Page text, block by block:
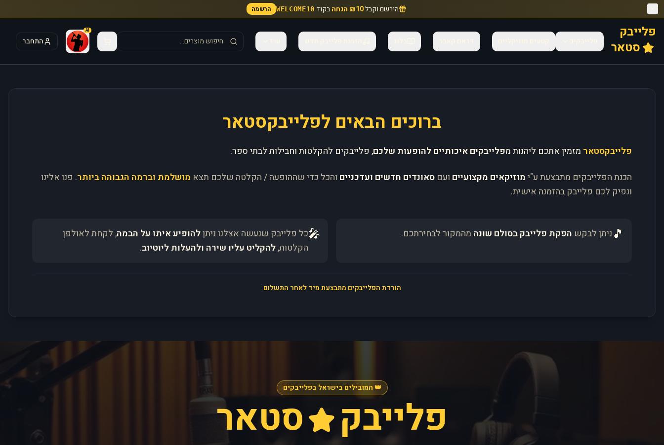
הירשם וקבל₪10 הנחה בקוד WELCOME10 הרשמה
פלייבק
סטאר
AI
התחבר
ברוכים הבאים לפלייבקסטאר
פלייבקסטאר מזמין אתכם ליהנות מפלייבקים איכותיים להופעות שלכם, פלייבקים להקלטות וחבילות לבתי ספר.
הכנת הפלייבקים מתבצעת ע"ימוזיקאים מקצועיים ועם סאונדים חדשים ועדכניים והכל כדי שההופעה / הקלטה שלכם תצא מושלמת וברמה הגבוהה ביותר. פנו אלינו
ונפיק לכם פלייבק בהזמנה אישית.
🎵ניתן לבקש הפקת פלייבק בסולם שונה מהמקור לבחירתכם. 🎤כל פלייבק שנעשה אצלנו ניתןלהופיע איתו על הבמה, לקחת לאולפן
הקלטות,להקליט עליו שירה ולהעלות ליוטיוב.
הורדת הפלייבקים מתבצעת מיד לאחר התשלום
👑 המובילים בישראל בפלייבקים
פלייבק סטאר